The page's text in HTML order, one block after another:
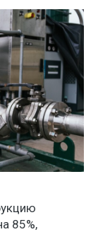
85%,